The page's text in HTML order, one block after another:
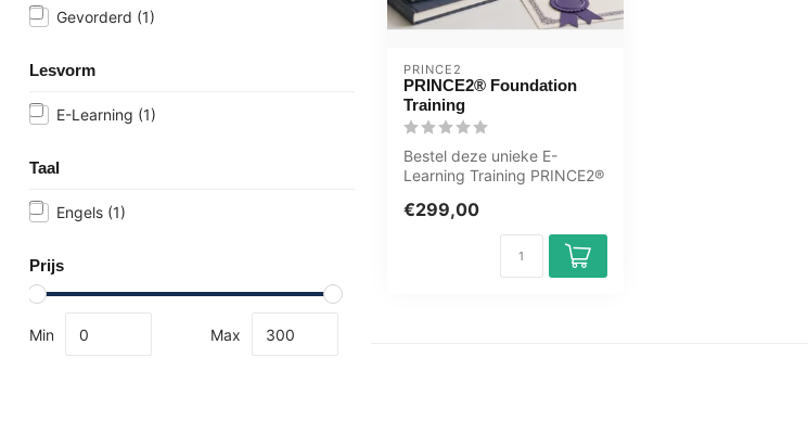
Gevorderd (1)
Lesvorm
E-Learning (1)
Taal
Engels (1)
Prijs
Min Max
PRINCE2
PRINCE2® Foundation
Training
Bestel deze unieke E-
Learning Training PRINCE2®
7 ...
€299,00